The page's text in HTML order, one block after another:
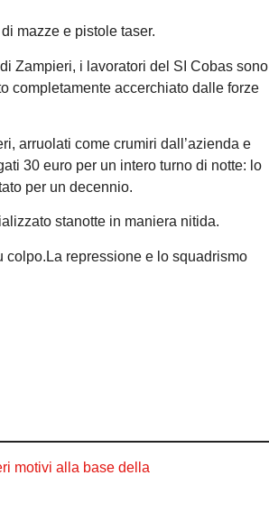
mazze e pistole taser.
Zampieri, i lavoratori del SI Cobas sono
completamente accerchiato dalle forze
arruolati come crumiri dall’azienda e
30 euro per un intero turno di notte: lo
per un decennio.
stanotte in maniera nitida.
colpo.La repressione e lo squadrismo
motivi alla base della